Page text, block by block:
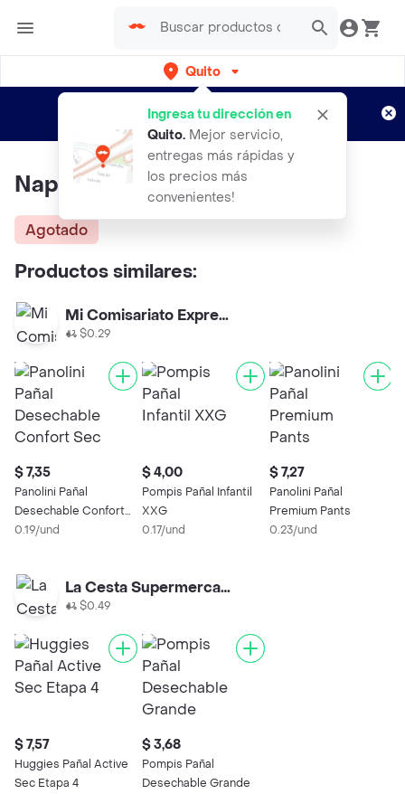
Quito
Ingresa tu dirección en
Quito. Mejor servicio,
entregas más rápidas y
los precios más
convenientes!
envíos gratis por semanas
Aplican TyC
Nappis Pañal Total Sec XG
Agotado
Productos similares:
Mi Comisariato Express
$0.29
$ 7,35
Panolini Pañal
Desechable Confort
Sec Etapa 3
0.19/und
$ 4,00
Pompis Pañal Infantil
XXG
0.17/und
$ 7,27
Panolini Pañal
Premium Pants
0.23/und
La Cesta Supermercado
$0.49
$ 7,57
Huggies Pañal Active
Sec Etapa 4
$ 3,68
Pompis Pañal
Desechable Grande